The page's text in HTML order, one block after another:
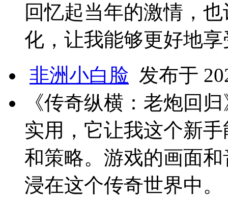
回忆起当年的激情，
化，让我能够更好地
非洲小白脸 发布于
《传奇纵横：老炮回
实用，它让我这个新
和策略。游戏的画面
浸在这个传奇世界中。